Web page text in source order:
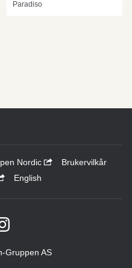
Paradiso
Nordic
Brukervilkår
English
Gruppen AS